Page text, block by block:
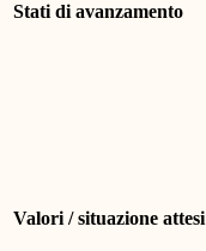
Stati di avanzamento
Valori / situazione attesi